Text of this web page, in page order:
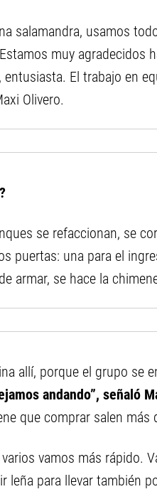
salamandra, usamos
muy agradecidos
El trabajo en
Olivero.
se refaccionan, se
puertas: una para el
armar, se hace la
allí, porque el grupo se
andando”, señaló
que comprar salen más
vamos más rápido.
leña para llevar también